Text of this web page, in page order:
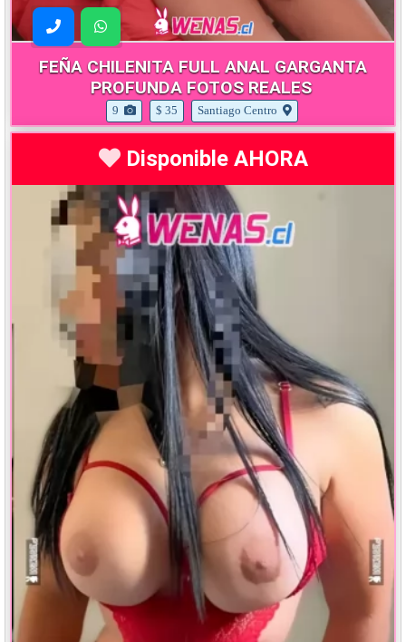
FEÑA CHILENITA FULL ANAL GARGANTA
PROFUNDA FOTOS REALES
9 $ 35 Santiago Centro
Disponible AHORA